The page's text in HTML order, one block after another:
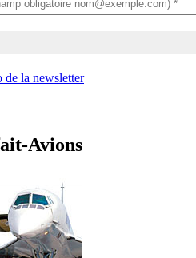
de la newsletter
Avions